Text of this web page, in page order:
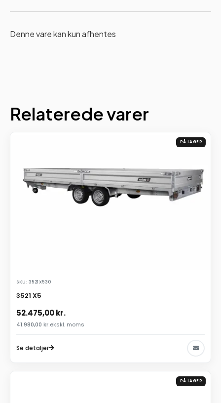
Denne vare kan kun afhentes
Relaterede varer
PÅ LAGER
SKU: 3521X530
3521 X5
52.475,00kr.
41.980,00 kr.ekskl. moms
Se detaljer
PÅ LAGER